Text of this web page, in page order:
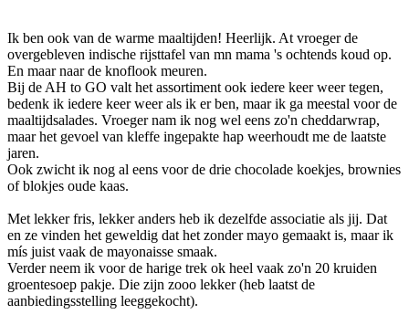
Ik ben ook van de warme maaltijden! Heerlijk. At vroeger de
overgebleven indische rijsttafel van mn mama 's ochtends koud op.
En maar naar de knoflook meuren.
Bij de AH to GO valt het assortiment ook iedere keer weer tegen,
bedenk ik iedere keer weer als ik er ben, maar ik ga meestal voor de
maaltijdsalades. Vroeger nam ik nog wel eens zo'n cheddarwrap,
maar het gevoel van kleffe ingepakte hap weerhoudt me de laatste
jaren.
Ook zwicht ik nog al eens voor de drie chocolade koekjes, brownies
of blokjes oude kaas.
Met lekker fris, lekker anders heb ik dezelfde associatie als jij. Dat
en ze vinden het geweldig dat het zonder mayo gemaakt is, maar ik
mís juist vaak de mayonaisse smaak.
Verder neem ik voor de harige trek ok heel vaak zo'n 20 kruiden
groentesoep pakje. Die zijn zooo lekker (heb laatst de
aanbiedingsstelling leeggekocht).